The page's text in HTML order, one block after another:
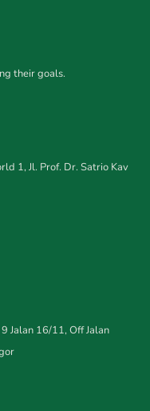
their goals.
1, Jl. Prof. Dr. Satrio Kav
Jalan 16/11, Off Jalan